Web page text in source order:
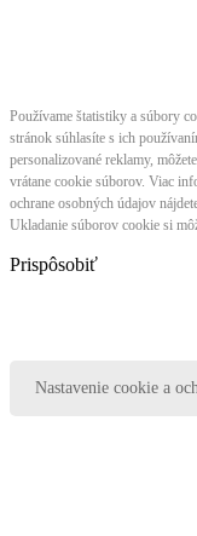
Používame štatistiky a súbory
stránok súhlasíte s ich
personalizované reklamy,
vrátane cookie súborov. Viac
ochrane osobných údajov
Ukladanie súborov cookie si
Prispôsobiť
Nastavenie cookie a